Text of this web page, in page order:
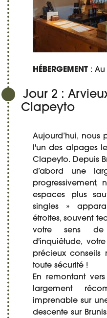
HÉBERGEMENT :
Jour 2 :
Clapeyto
Aujourd’hui,
l'un des alpages
Clapeyto. Depuis
d’abord une
progressivement,
espaces plus
singles »
étroites, souvent
votre sens
d'inquiétude,
précieux conseils
toute sécurité !
En remontant
largement
imprenable sur
descente sur